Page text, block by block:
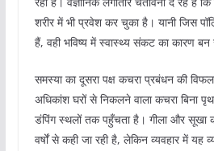
शरीर में भी प्रवेश कर चुका है। यानी जिस
हैं, वही भविष्य में स्वास्थ्य संकट का कारण
समस्या का दूसरा पक्ष कचरा प्रबंधन की
अधिकांश घरों से निकलने वाला कचरा बिना
डंपिंग स्थलों तक पहुँचता है। गीला और सूखा
वर्षों से कही जा रही है, लेकिन व्यवहार में